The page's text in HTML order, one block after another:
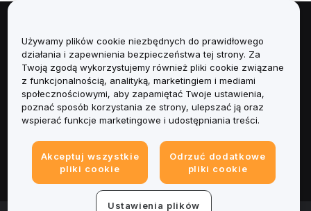
Informacje
Usługi
Obsługa Klienta
Informacje prawne
Używamy plików cookie niezbędnych do prawidłowego
działania i zapewnienia bezpieczeństwa tej strony. Za
Twoją zgodą wykorzystujemy również pliki cookie związane
z funkcjonalnością, analityką, marketingiem i mediami
społecznościowymi, aby zapamiętać Twoje ustawienia,
poznać sposób korzystania ze strony, ulepszać ją oraz
wspierać funkcje marketingowe i udostępniania treści.
Akceptuj wszystkie
pliki cookie
Odrzuć dodatkowe
pliki cookie
Ustawienia plików